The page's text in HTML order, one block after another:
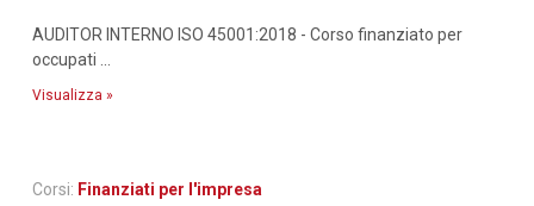
AUDITOR INTERNO ISO 45001:2018 - Corso finanziato per
occupati ...
Visualizza »
Corsi: Finanziati per l'impresa